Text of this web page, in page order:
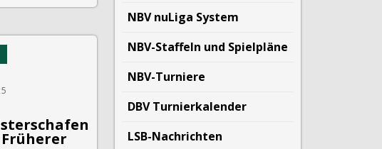
Früherer
NBV nuLiga System
NBV-Staffeln und Spielpläne
NBV-Turniere
DBV Turnierkalender
LSB-Nachrichten